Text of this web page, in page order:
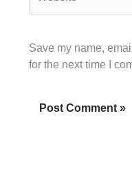
Save my name,
for the next time I